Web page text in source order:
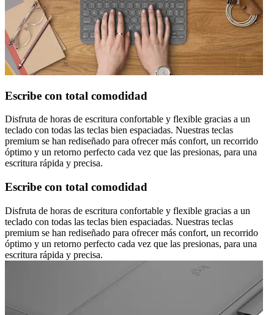
Escribe con total comodidad
Disfruta de horas de escritura confortable y flexible gracias a un
teclado con todas las teclas bien espaciadas. Nuestras teclas
premium se han rediseñado para ofrecer más confort, un recorrido
óptimo y un retorno perfecto cada vez que las presionas, para una
escritura rápida y precisa.
Escribe con total comodidad
Disfruta de horas de escritura confortable y flexible gracias a un
teclado con todas las teclas bien espaciadas. Nuestras teclas
premium se han rediseñado para ofrecer más confort, un recorrido
óptimo y un retorno perfecto cada vez que las presionas, para una
escritura rápida y precisa.